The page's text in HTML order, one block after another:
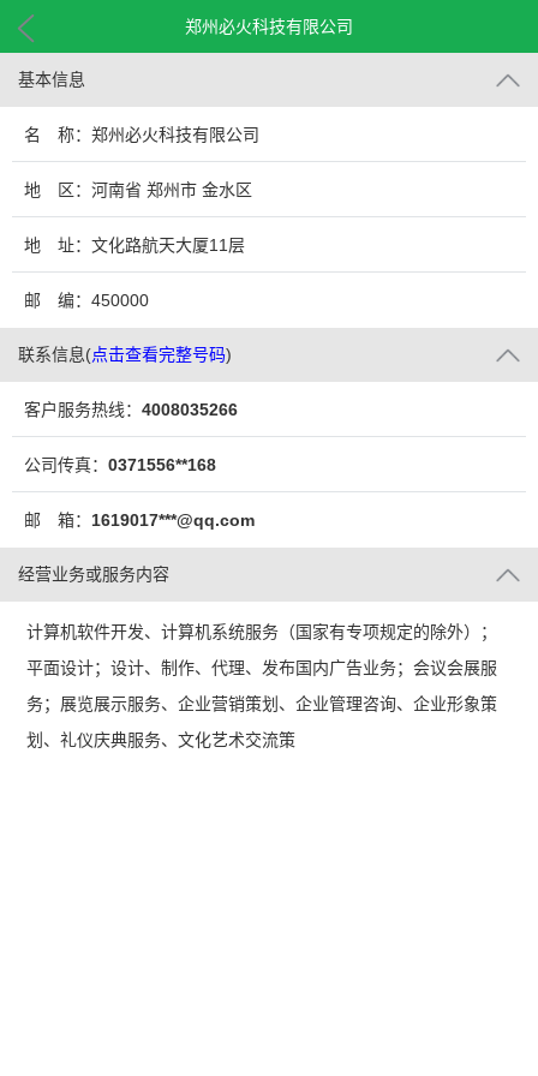
郑州必火科技有限公司
基本信息
名 称：郑州必火科技有限公司
地 区：河南省 郑州市 金水区
地 址：文化路航天大厦11层
邮 编：450000
联系信息(点击查看完整号码)
客户服务热线： 4008035266
公司传真： 0371556**168
邮 箱： 1619017***@qq.com
经营业务或服务内容
计算机软件开发、计算机系统服务（国家有专项规定的除外）；
平面设计；设计、制作、代理、发布国内广告业务；会议会展服
务；展览展示服务、企业营销策划、企业管理咨询、企业形象策
划、礼仪庆典服务、文化艺术交流策